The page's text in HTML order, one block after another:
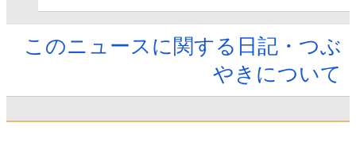
このニュースに関する日記・つぶ
やきについて